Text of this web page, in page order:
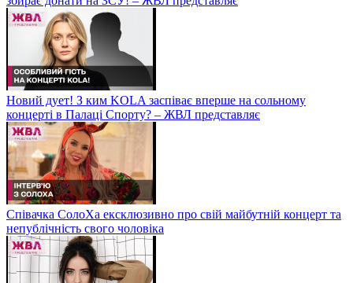
Новий дует! З ким KOLA заспіває вперше на сольному
концерті в Палаці Спорту? – ЖВЛ представляє
Співачка СолоХа ексклюзивно про свій майбутній концерт та
непублічність свого чоловіка